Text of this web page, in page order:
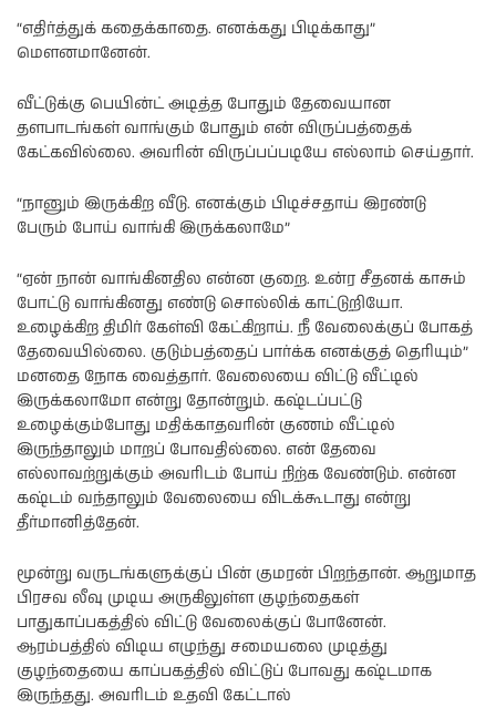
“எதிர்த்துக் கதைக்காதை. எனக்கது பிடிக்காது”
மௌனமானேன்.
வீட்டுக்கு பெயின்ட் அடித்த போதும் தேவையான
தளபாடங்கள் வாங்கும் போதும் என் விருப்பத்தைக்
கேட்கவில்லை. அவரின் விருப்பப்படியே எல்லாம் செய்தார்.
“நானும் இருக்கிற வீடு. எனக்கும் பிடிச்சதாய் இரண்டு
பேரும் போய் வாங்கி இருக்கலாமே”
“ஏன் நான் வாங்கினதில என்ன குறை. உன்ர சீதனக் காசும்
போட்டு வாங்கினது எண்டு சொல்லிக் காட்டுறியோ.
உழைக்கிற திமிர் கேள்வி கேட்கிறாய். நீ வேலைக்குப் போகத்
தேவையில்லை. குடும்பத்தைப் பார்க்க எனக்குத் தெரியும்”
மனதை நோக வைத்தார். வேலையை விட்டு வீட்டில்
இருக்கலாமோ என்று தோன்றும். கஷ்டப்பட்டு
உழைக்கும்போது மதிக்காதவரின் குணம் வீட்டில்
இருந்தாலும் மாறப் போவதில்லை. என் தேவை
எல்லாவற்றுக்கும் அவரிடம் போய் நிற்க வேண்டும். என்ன
கஷ்டம் வந்தாலும் வேலையை விடக்கூடாது என்று
தீர்மானித்தேன்.
மூன்று வருடங்களுக்குப் பின் குமரன் பிறந்தான். ஆறுமாத
பிரசவ லீவு முடிய அருகிலுள்ள குழந்தைகள்
பாதுகாப்பகத்தில் விட்டு வேலைக்குப் போனேன்.
ஆரம்பத்தில் விடிய எழுந்து சமையலை முடித்து
குழந்தையை காப்பகத்தில் விட்டுப் போவது கஷ்டமாக
இருந்தது. அவரிடம் உதவி கேட்டால்